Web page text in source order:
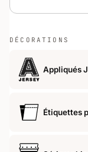
DÉCORATIONS
Appliqués
Étiquettes